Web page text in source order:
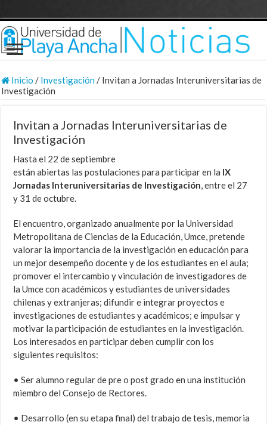
Inicio / Investigación/ Invitan a Jornadas Interuniversitarias de
Investigación
Invitan a Jornadas Interuniversitarias de
Investigación
Hasta el 22 de septiembre
están abiertas las postulaciones para participar en la IX
Jornadas Interuniversitarias de Investigación, entre el 27
y 31 de octubre.
El encuentro, organizado anualmente por la Universidad
Metropolitana de Ciencias de la Educación, Umce, pretende
valorar la importancia de la investigación en educación para
un mejor desempeño docente y de los estudiantes en el aula;
promover el intercambio y vinculación de investigadores de
la Umce con académicos y estudiantes de universidades
chilenas y extranjeras; difundir e integrar proyectos e
investigaciones de estudiantes y académicos; e impulsar y
motivar la participación de estudiantes en la investigación.
Los interesados en participar deben cumplir con los
siguientes requisitos:
• Ser alumno regular de pre o post grado en una institución
miembro del Consejo de Rectores.
• Desarrollo (en su etapa final) del trabajo de tesis, memoria